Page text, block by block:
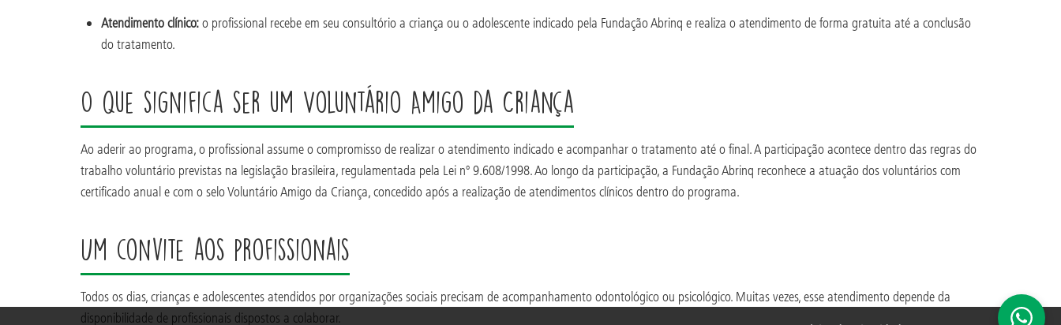
Atendimento clínico:o profissional recebe em seu consultório a criança ou o adolescente indicado pela Fundação Abrinq e realiza o atendimento de forma gratuita até a conclusão
do tratamento.
O que significa ser um Voluntário Amigo da Criança
Ao aderir ao programa, o profissional assume o compromisso de realizar o atendimento indicado e acompanhar o tratamento até o final. A participação acontece dentro das regras do
trabalho voluntário previstas na legislação brasileira, regulamentada pela Lei nº 9.608/1998. Ao longo da participação, a Fundação Abrinq reconhece a atuação dos voluntários com
certificado anual e com o selo Voluntário Amigo da Criança, concedido após a realização de atendimentos clínicos dentro do programa.
Um convite aos profissionais
Todos os dias, crianças e adolescentes atendidos por organizações sociais precisam de acompanhamento odontológico ou psicológico. Muitas vezes, esse atendimento depende da
disponibilidade de profissionais dispostos a colaborar.